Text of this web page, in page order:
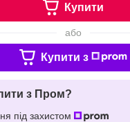
Купити
або
Купити з
з Пром?
під захистом